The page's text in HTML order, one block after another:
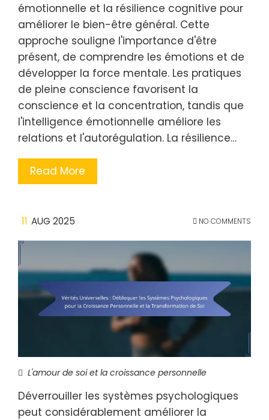
émotionnelle et la résilience cognitive pour
améliorer le bien-être général. Cette
approche souligne l'importance d'être
présent, de comprendre les émotions et de
développer la force mentale. Les pratiques
de pleine conscience favorisent la
conscience et la concentration, tandis que
l'intelligence émotionnelle améliore les
relations et l'autorégulation. La résilience…
Read More
11 AUG 2025 NO COMMENTS
L'amour de soi et la croissance personnelle
Déverrouiller les systèmes psychologiques
peut considérablement améliorer la